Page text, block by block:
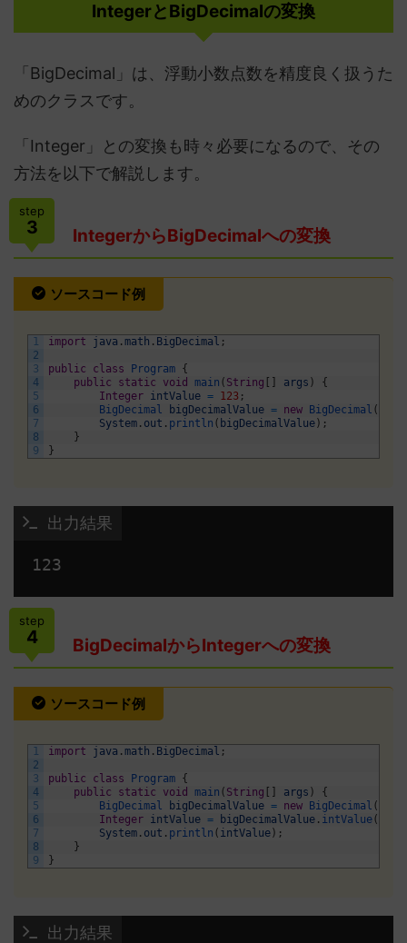
IntegerとBigDecimalの変換
「BigDecimal」は、浮動小数点数を精度良く扱うた
めのクラスです。
「Integer」との変換も時々必要になるので、その
方法を以下で解説します。
step
3 IntegerからBigDecimalへの変換
ソースコード例
1
2
3
4
5
6
7
8
9
import java . math . BigDecimal ;
public class Program {
public
static void main ( String args )
{
Integer intValue = 123 ;
BigDecimal
bigDecimalValue = new BigDecimal (
System . out . println ( bigDecimalValue ) ;
}
}
出力結果
123
step
4 BigDecimalからIntegerへの変換
ソースコード例
1
2
3
4
5
6
7
8
9
import java . math . BigDecimal ;
public class Program {
public
static void main ( String args )
{
BigDecimal
bigDecimalValue = new BigDecimal (
Integer intValue = bigDecimalValue . intValue(
System . out . println ( intValue ) ;
}
}
出力結果